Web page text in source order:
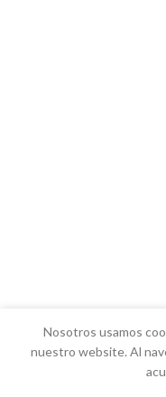
ENVÍO GRATIS
Nosotros usamos
nuestro website. Al